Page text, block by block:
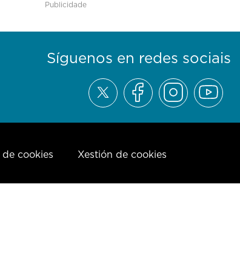
Publicidade
Síguenos en redes sociais
cookies Xestión de cookies